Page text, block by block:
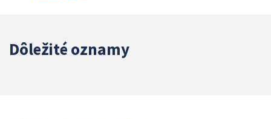
Dôležité oznamy